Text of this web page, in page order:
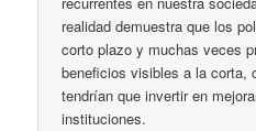
realidad demuestra que los
corto plazo y muchas veces
beneficios visibles a la corta,
tendrían que invertir en
instituciones.